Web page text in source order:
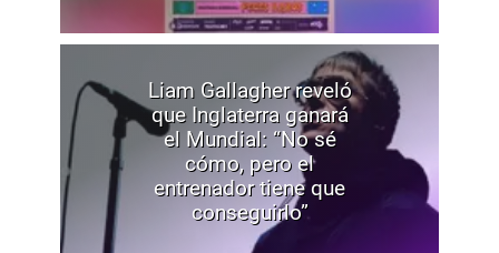
Liam Gallagher reveló
que Inglaterra ganará
el Mundial: “No sé
cómo, pero el
entrenador tiene que
conseguirlo”